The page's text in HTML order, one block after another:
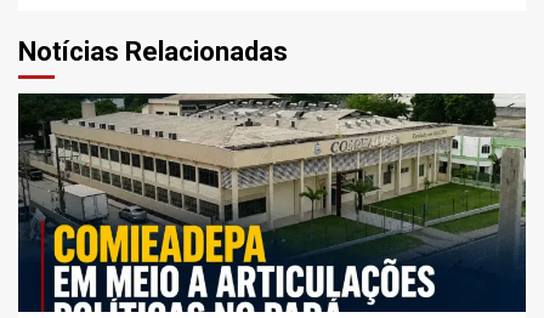
Notícias Relacionadas